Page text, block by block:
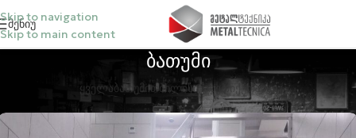
Skip to navigation
Skip to main content
Მენიუ
ბათუმი
ᲧᲕᲔᲚᲐᲑᲐᲗᲣᲛᲘᲗᲑᲘᲚᲘᲡᲘᲙᲐᲮᲔᲗᲘ ᲥᲣᲗᲐᲘᲡᲘ